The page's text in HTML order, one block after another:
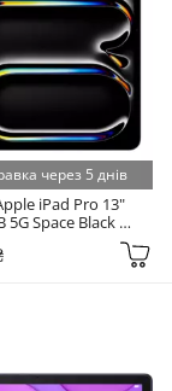
через 5 днів
iPad Pro 13"
5G Space Black